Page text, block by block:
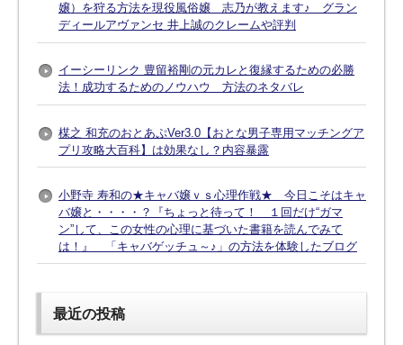
嬢）を狩る方法を現役風俗嬢 志乃が教えます♪ グラン
ディールアヴァンセ 井上誠のクレームや評判
イーシーリンク 豊留裕剛の元カレと復縁するための必勝
法！成功するためのノウハウ 方法のネタバレ
楳之 和充のおとあぷVer3.0【おとな男子専用マッチングア
プリ攻略大百科】は効果なし？内容暴露
小野寺 寿和の★キャバ嬢ｖｓ心理作戦★ 今日こそはキャ
バ嬢と・・・・？『ちょっと待って！ １回だけ“ガマ
ン”して、この女性の心理に基づいた書籍を読んでみて
は！』 「キャバゲッチュ～♪」の方法を体験したブログ
最近の投稿